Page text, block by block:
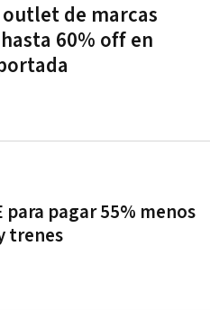
de marcas
60% off en
pagar 55% menos
trenes